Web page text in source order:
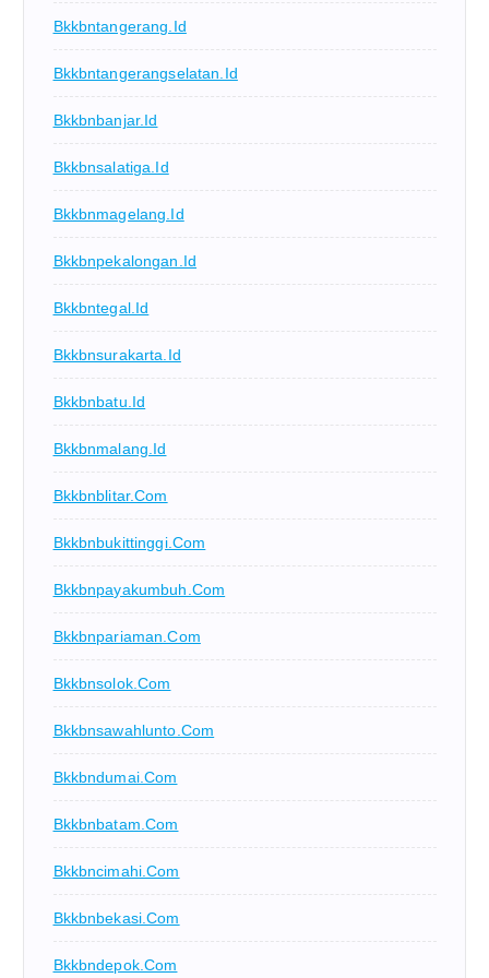
Bkkbntangerang.id
Bkkbntangerangselatan.id
Bkkbnbanjar.id
Bkkbnsalatiga.id
Bkkbnmagelang.id
Bkkbnpekalongan.id
Bkkbntegal.id
Bkkbnsurakarta.id
Bkkbnbatu.id
Bkkbnmalang.id
Bkkbnblitar.com
Bkkbnbukittinggi.com
Bkkbnpayakumbuh.com
Bkkbnpariaman.com
Bkkbnsolok.com
Bkkbnsawahlunto.com
Bkkbndumai.com
Bkkbnbatam.com
Bkkbncimahi.com
Bkkbnbekasi.com
Bkkbndepok.com